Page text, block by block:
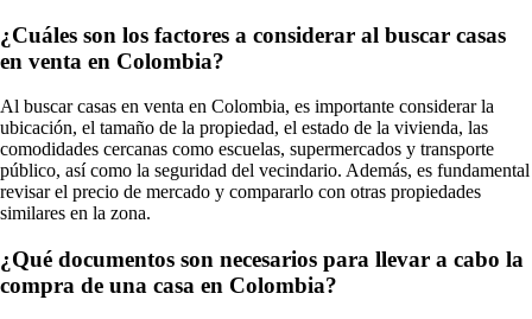
¿Cuáles son los factores a considerar al buscar casas
en venta en Colombia?
Al buscar casas en venta en Colombia, es importante considerar la
ubicación, el tamaño de la propiedad, el estado de la vivienda, las
comodidades cercanas como escuelas, supermercados y transporte
público, así como la seguridad del vecindario. Además, es fundamental
revisar el precio de mercado y compararlo con otras propiedades
similares en la zona.
¿Qué documentos son necesarios para llevar a cabo la
compra de una casa en Colombia?